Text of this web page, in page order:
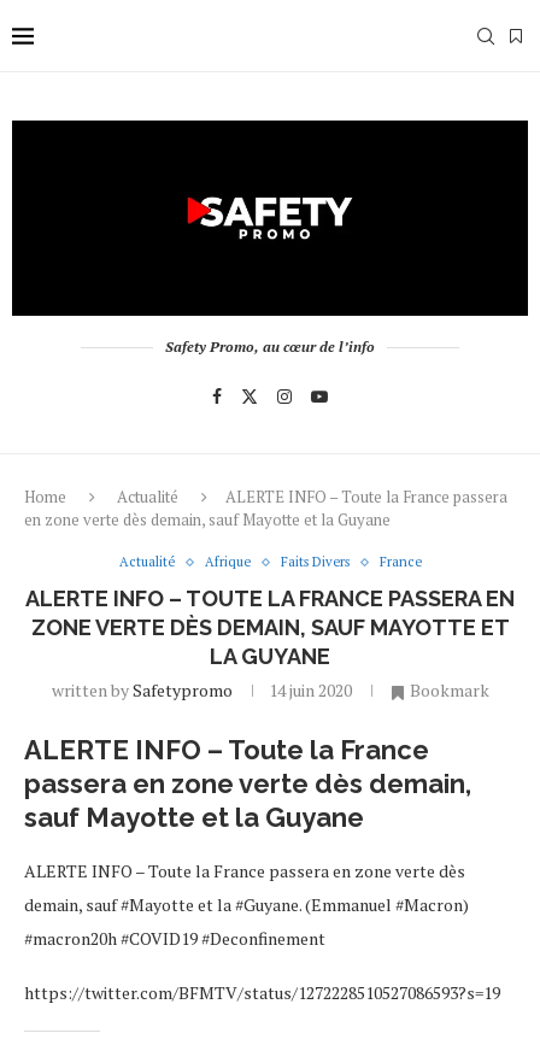
Safety Promo, au cœur de l’info
Home Actualité
ALERTE INFO – Toute la France passera
en zone verte dès demain, sauf Mayotte et la Guyane
Actualité Afrique Faits Divers France
ALERTE INFO – TOUTE LA FRANCE PASSERA EN
ZONE VERTE DÈS DEMAIN, SAUF MAYOTTE ET
LA GUYANE
written bySafetypromo 14 juin 2020 Bookmark
ALERTE INFO – Toute la France
passera en zone verte dès demain,
sauf Mayotte et la Guyane
ALERTE INFO – Toute la France passera en zone verte dès
demain, sauf #Mayotte et la #Guyane. (Emmanuel #Macron)
#macron20h #COVID19 #Deconfinement
https://twitter.com/BFMTV/status/1272228510527086593?s=19